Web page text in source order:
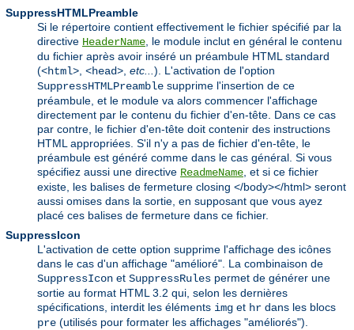
SuppressHTMLPreamble
Si le répertoire contient effectivement le fichier spécifié par la
directive HeaderName , le module inclut en général le contenu
du fichier après avoir inséré un préambule HTML standard
(<html> <head> etc... ). L'activation de l'option
SuppressHTMLPreamble supprime l'insertion de ce
préambule, et le module va alors commencer l'affichage
directement par le contenu du fichier d'en-tête. Dans ce cas
par contre, le fichier d'en-tête doit contenir des instructions
HTML appropriées. S'il n'y a pas de fichier d'en-tête, le
préambule est généré comme dans le cas général. Si vous
spécifiez aussi une directive ReadmeName , et si ce fichier
existe, les balises de fermeture closing </body></html> seront
aussi omises dans la sortie, en supposant que vous ayez
placé ces balises de fermeture dans ce fichier.
SuppressIcon
L'activation de cette option supprime l'affichage des icônes
dans le cas d'un affichage "amélioré". La combinaison de
SuppressIcon et SuppressRules permet de générer une
sortie au format HTML 3.2 qui, selon les dernières
spécifications, interdit les éléments img et hr dans les blocs
pre (utilisés pour formater les affichages "améliorés").